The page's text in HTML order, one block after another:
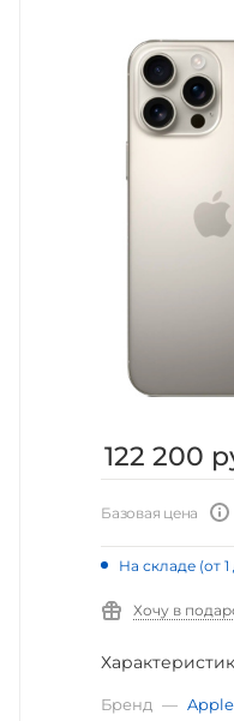
122 200
Базовая цена
На складе (от 1
Хочу в
Бренд — Apple